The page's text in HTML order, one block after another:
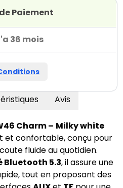
Paiement
36 mois
Avis
Charm – Milky white
et confortable, conçu pour
fluide au quotidien.
5.3, il assure une
tout en proposant des